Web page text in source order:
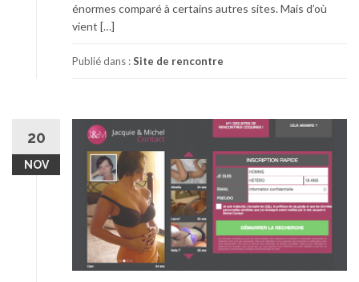
énormes comparé à certains autres sites. Mais d’où
vient […]
Publié dans :Site de rencontre
20
NOV